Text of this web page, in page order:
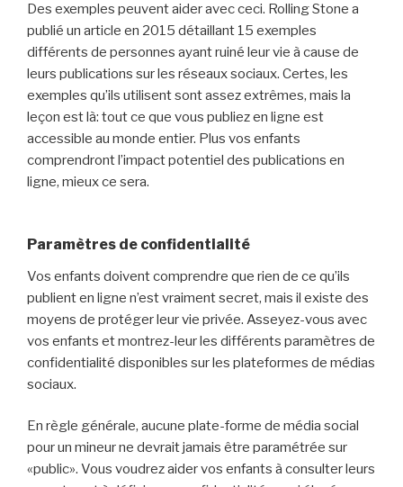
Des exemples peuvent aider avec ceci. Rolling Stone a
publié un article en 2015 détaillant 15 exemples
différents de personnes ayant ruiné leur vie à cause de
leurs publications sur les réseaux sociaux. Certes, les
exemples qu’ils utilisent sont assez extrêmes, mais la
leçon est là: tout ce que vous publiez en ligne est
accessible au monde entier. Plus vos enfants
comprendront l’impact potentiel des publications en
ligne, mieux ce sera.
Paramètres de confidentialité
Vos enfants doivent comprendre que rien de ce qu’ils
publient en ligne n’est vraiment secret, mais il existe des
moyens de protéger leur vie privée. Asseyez-vous avec
vos enfants et montrez-leur les différents paramètres de
confidentialité disponibles sur les plateformes de médias
sociaux.
En règle générale, aucune plate-forme de média social
pour un mineur ne devrait jamais être paramétrée sur
«public». Vous voudrez aider vos enfants à consulter leurs